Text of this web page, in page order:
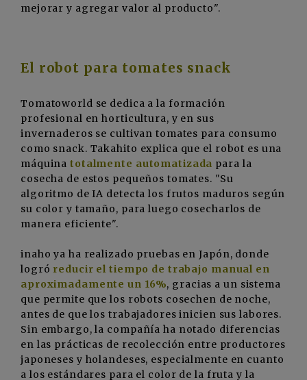
mejorar y agregar valor al producto".
El robot para tomates snack
Tomatoworld se dedica a la formación
profesional en horticultura, y en sus
invernaderos se cultivan tomates para consumo
como snack. Takahito explica que el robot es una
máquina totalmente automatizada para la
cosecha de estos pequeños tomates. "Su
algoritmo de IA detecta los frutos maduros según
su color y tamaño, para luego cosecharlos de
manera eficiente".
inaho ya ha realizado pruebas en Japón, donde
logró reducir el tiempo de trabajo manual en
aproximadamente un 16%, gracias a un sistema
que permite que los robots cosechen de noche,
antes de que los trabajadores inicien sus labores.
Sin embargo, la compañía ha notado diferencias
en las prácticas de recolección entre productores
japoneses y holandeses, especialmente en cuanto
a los estándares para el color de la fruta y la